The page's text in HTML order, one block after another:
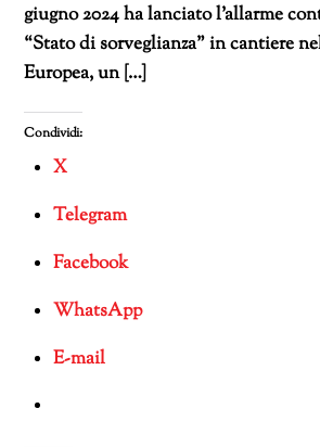
giugno 2024 ha lanciato l’allarme
“Stato di sorveglianza” in cantiere
Europea, un […]
Condividi:
X
Telegram
Facebook
WhatsApp
E-mail